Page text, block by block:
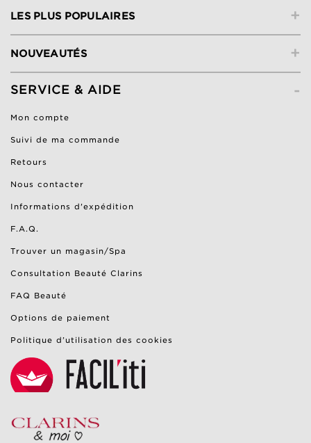
+
LES PLUS POPULAIRES
+
NOUVEAUTÉS
-
SERVICE & AIDE
Mon compte
Suivi de ma commande
Retours
Nous contacter
Informations d'expédition
F.A.Q.
Trouver un magasin/Spa
Consultation Beauté Clarins
FAQ Beauté
Options de paiement
Politique d’utilisation des cookies